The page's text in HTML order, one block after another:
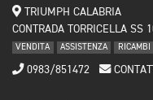
TRIUMPH CALABRIA
CONTRADA TORRICELLA SS
VENDITA ASSISTENZA RICAMBI
0983/851472